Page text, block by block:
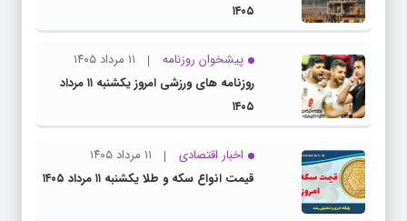
۱۴۰۵
پیشخوان روزنامه
۱۱ مرداد ۱۴۰۵
روزنامه های ورزشی امروز یکشنبه ۱۱ مرداد
۱۴۰۵
اخبار اقتصادی
۱۱ مرداد ۱۴۰۵
قیمت انواع سکه و طلا یکشنبه ۱۱ مرداد ۱۴۰۵